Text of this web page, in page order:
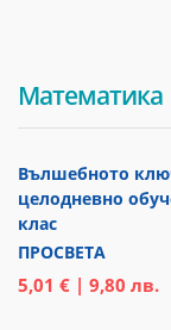
Математика
Вълшебното
целодневно
клас
ПРОСВЕТА
5,01 € | 9,80 лв.